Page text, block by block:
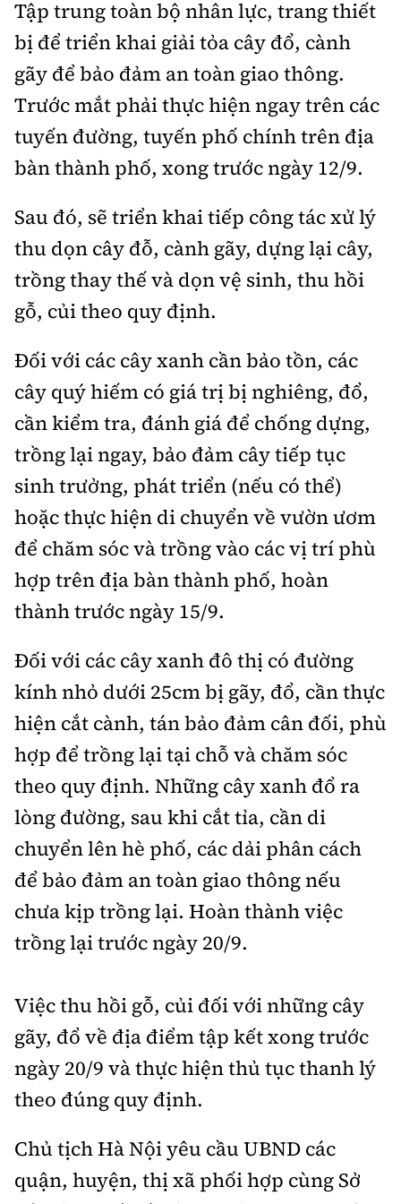
Tổng biên tập:Nguyễn Thị Hồng Nga
Phó Tổng biên tập:Nguyễn Sơn Tùng,
Nguyễn Đức Thắng, La Đức Hùng
Hotline:
Quảng cáo và Phát hành:
0915 057 282
Email:
bandoc@baoxaydung.vn
Cấm sao chép dưới mọi hình thức nếu không có sự
Tập trung toàn bộ nhân lực, trang thiết
bị để triển khai giải tỏa cây đổ, cành
gãy để bảo đảm an toàn giao thông.
Trước mắt phải thực hiện ngay trên các
tuyến đường, tuyến phố chính trên địa
bàn thành phố, xong trước ngày 12/9.
Sau đó, sẽ triển khai tiếp công tác xử lý
thu dọn cây đỗ, cành gãy, dựng lại cây,
trồng thay thế và dọn vệ sinh, thu hồi
gỗ, củi theo quy định.
Đối với các cây xanh cần bảo tồn, các
cây quý hiếm có giá trị bị nghiêng, đổ,
cần kiểm tra, đánh giá để chống dựng,
trồng lại ngay, bảo đảm cây tiếp tục
sinh trưởng, phát triển (nếu có thể)
hoặc thực hiện di chuyển về vườn ươm
để chăm sóc và trồng vào các vị trí phù
hợp trên địa bàn thành phố, hoàn
thành trước ngày 15/9.
Đối với các cây xanh đô thị có đường
kính nhỏ dưới 25cm bị gãy, đổ, cần thực
hiện cắt cành, tán bảo đảm cân đối, phù
hợp để trồng lại tại chỗ và chăm sóc
theo quy định. Những cây xanh đổ ra
lòng đường, sau khi cắt tỉa, cần di
chuyển lên hè phố, các dải phân cách
để bảo đảm an toàn giao thông nếu
chưa kịp trồng lại. Hoàn thành việc
trồng lại trước ngày 20/9.
Việc thu hồi gỗ, củi đối với những cây
gãy, đổ về địa điểm tập kết xong trước
ngày 20/9 và thực hiện thủ tục thanh lý
theo đúng quy định.
Chủ tịch Hà Nội yêu cầu UBND các
quận, huyện, thị xã phối hợp cùng Sở